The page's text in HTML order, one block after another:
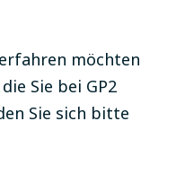
möchten
Sie bei GP2
Sie sich bitte